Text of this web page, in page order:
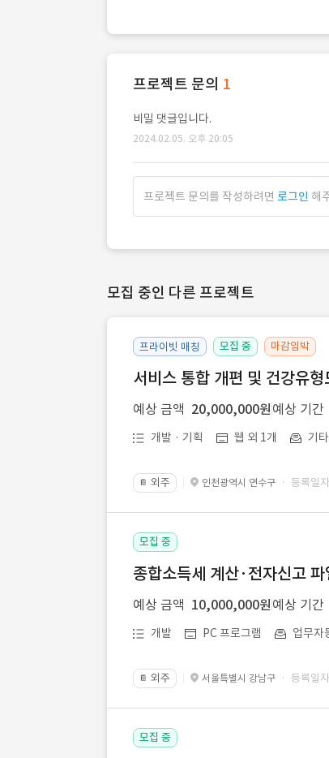
프로젝트 문의 1
비밀 댓글입니다.
2024.02.05. 오후 20:05
프로젝트 문의를 작성하려면 로그인 해
모집 중인 다른 프로젝트
프라이빗 매칭 모집 중 마감임박
서비스 통합 개편 및 건강유
예상 금액 20,000,000원 예상 기간
개발 · 기획 웹 외 1개 기
📔 외주 인천광역시 연수구 · 등록일
모집 중
종합소득세 계산·전자신고
예상 금액 10,000,000원 예상 기간
개발 PC 프로그램 업무자
📔 외주 서울특별시 강남구 · 등록일
모집 중